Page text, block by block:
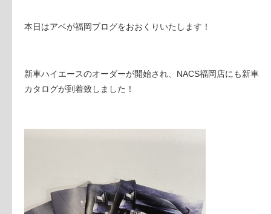
本日はアベが福岡ブログをおおくりいたします！
新車ハイエースのオーダーが開始され、NACS福岡店にも新車
カタログが到着致しました！